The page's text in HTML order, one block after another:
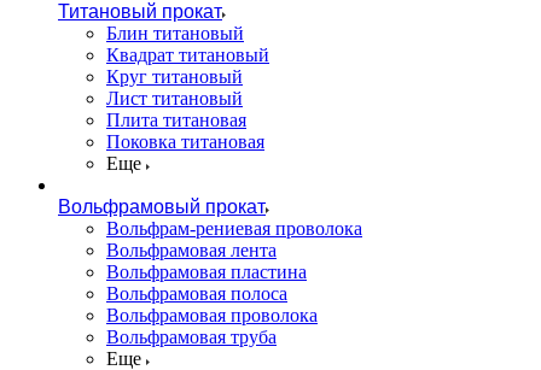
Титановый прокат
Блин титановый
Квадрат титановый
Круг титановый
Лист титановый
Плита титановая
Поковка титановая
Еще
Вольфрамовый прокат
Вольфрам-рениевая проволока
Вольфрамовая лента
Вольфрамовая пластина
Вольфрамовая полоса
Вольфрамовая проволока
Вольфрамовая труба
Еще